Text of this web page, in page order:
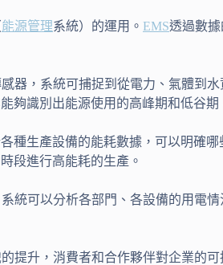
能源管理系統）的運用。 EMS透過數
器，系統可捕捉到從電力、氣體到
夠識別出能源使用的高峰期和低谷期
種生產設備的能耗數據，可以明確
段進行高能耗的生產。
統可以分析各部門、各設備的用電
提升，消費者和合作夥伴對企業的